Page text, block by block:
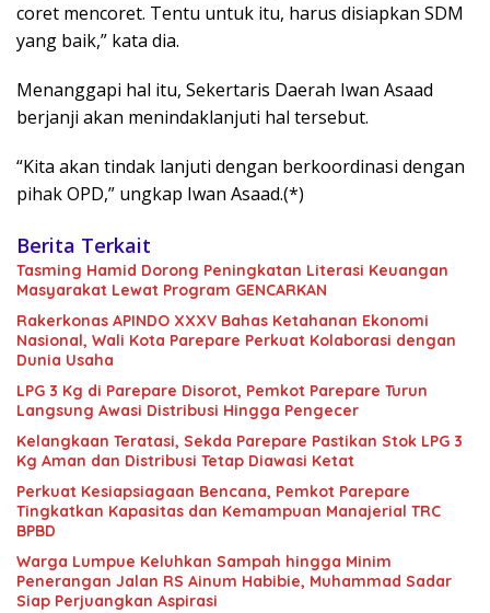
coret mencoret. Tentu untuk itu, harus disiapkan SDM
yang baik,” kata dia.
Menanggapi hal itu, Sekertaris Daerah Iwan Asaad
berjanji akan menindaklanjuti hal tersebut.
“Kita akan tindak lanjuti dengan berkoordinasi dengan
pihak OPD,” ungkap Iwan Asaad.(*)
Berita Terkait
Tasming Hamid Dorong Peningkatan Literasi Keuangan
Masyarakat Lewat Program GENCARKAN
Rakerkonas APINDO XXXV Bahas Ketahanan Ekonomi
Nasional, Wali Kota Parepare Perkuat Kolaborasi dengan
Dunia Usaha
LPG 3 Kg di Parepare Disorot, Pemkot Parepare Turun
Langsung Awasi Distribusi Hingga Pengecer
Kelangkaan Teratasi, Sekda Parepare Pastikan Stok LPG 3
Kg Aman dan Distribusi Tetap Diawasi Ketat
Perkuat Kesiapsiagaan Bencana, Pemkot Parepare
Tingkatkan Kapasitas dan Kemampuan Manajerial TRC
BPBD
Warga Lumpue Keluhkan Sampah hingga Minim
Penerangan Jalan RS Ainum Habibie, Muhammad Sadar
Siap Perjuangkan Aspirasi